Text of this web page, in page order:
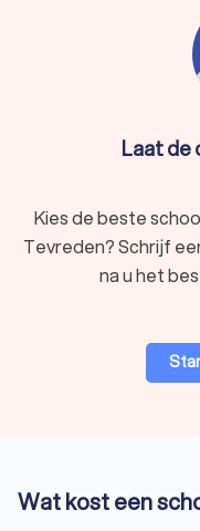
Laat de
Kies de beste
Tevreden? Schrijf
na u het
Wat kost een